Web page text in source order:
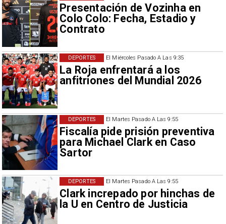
Presentación de Vozinha en
Colo Colo: Fecha, Estadio y
Contrato
El Miércoles Pasado A Las 9:35
La Roja enfrentará a los
anfitriones del Mundial 2026
DEPORTES
El Martes Pasado A Las 9:55
Fiscalía pide prisión preventiva
para Michael Clark en Caso
Sartor
DEPORTES
El Martes Pasado A Las 9:55
Clark increpado por hinchas de
la U en Centro de Justicia
DEPORTES